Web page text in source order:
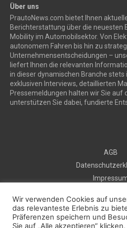
Über uns
PrautoNews.com bietet Ihnen
Berichterstattung über die neuesten
Mobility im Automobilsektor. Von
autonomem Fahren bis hin zu
Unternehmensentscheidungen –
liefert Ihnen die relevanten
in dieser dynamischen Branche
exklusiven Interviews, detaillierten
Pressemeldungen halten wir Sie auf
unterstützen Sie dabei, fundierte
AGB
Kontakt
Kostenlos
Wir verwenden Cookies auf
das relevanteste Erlebnis zu
Präferenzen speichern und
Sie auf „Alle akzeptieren“